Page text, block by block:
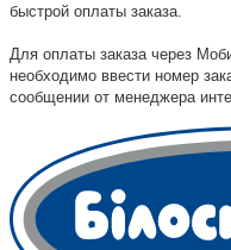
быстрой оплаты заказа.
Для оплаты заказа через
необходимо ввести номер
сообщении от менеджера